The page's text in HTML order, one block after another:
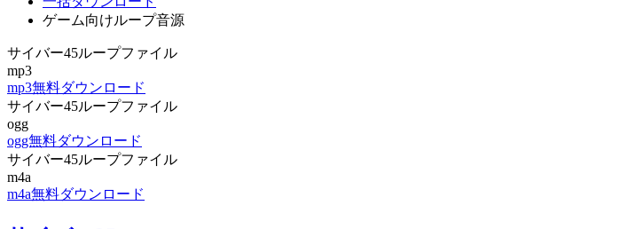
ゲーム向けループ音源
サイバー45ループファイル
mp3
mp3無料ダウンロード
サイバー45ループファイル
ogg
ogg無料ダウンロード
サイバー45ループファイル
m4a
m4a無料ダウンロード